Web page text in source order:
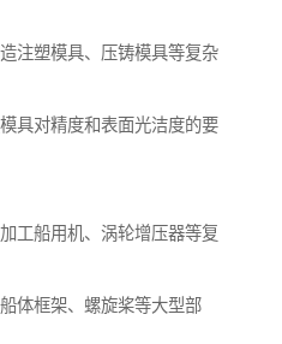
注塑模具、压铸模具等复杂
具对精度和表面光洁度的要
工船用机、涡轮增压器等复
体框架、螺旋桨等大型部